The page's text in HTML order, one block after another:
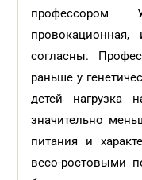
профессором
согласны.
раньше у
детей нагрузка
значительно
питания и
весо-ростовыми